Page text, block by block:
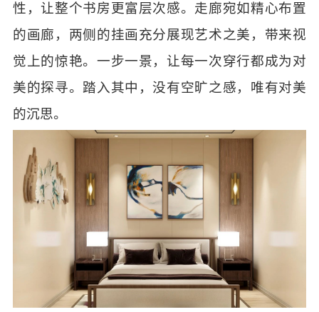
性，让整个书房更富层次感。走廊宛如精心布置
的画廊，两侧的挂画充分展现艺术之美，带来视
觉上的惊艳。一步一景，让每一次穿行都成为对
美的探寻。踏入其中，没有空旷之感，唯有对美
的沉思。